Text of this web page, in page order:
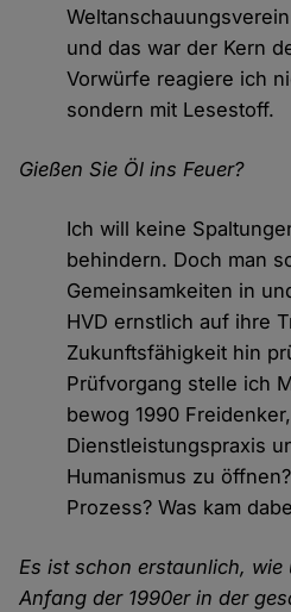
und das war der Kern
Vorwürfe reagiere ich
sondern mit Lesestoff.
Gießen Sie Öl ins Feuer?
Ich will keine
behindern. Doch man
Gemeinsamkeiten in
HVD ernstlich auf ihre
Zukunftsfähigkeit hin
Prüfvorgang stelle ich
bewog 1990
Dienstleistungspraxis
Humanismus zu
Prozess? Was kam
Es ist schon erstaunlich,
Anfang der 1990er in der